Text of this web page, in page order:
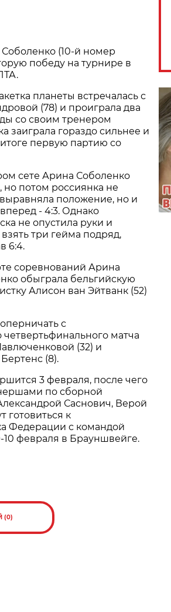
(10-й номер
победу на турнире в
планеты встречалась с
(78) и проиграла два
со своим тренером
заиграла гораздо сильнее и
первую партию со
сете Арина Соболенко
но потом россиянка не
положение, но и
- 4:3. Однако
не опустила руки и
три гейма подряд,
6:4.
соревнований Арина
обыграла бельгийскую
Алисон ван Эйтванк (52)
с
матча
(32) и
(8).
3 февраля, после чего
по сборной
Саснович, Верой
готовиться к
Федерации с командой
10 февраля в Брауншвейге.
(0)